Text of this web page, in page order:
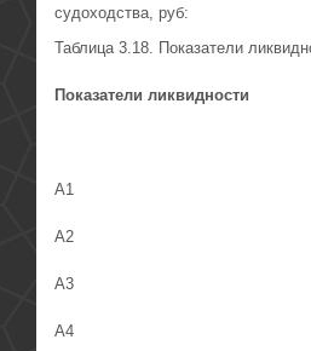
судоходства, руб:
Таблица 3.18. Показатели
Показатели ликвидности
А1
А2
А3
А4